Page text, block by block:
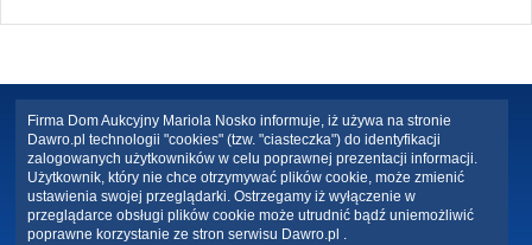
Firma Dom Aukcyjny Mariola Nosko informuje, iż używa na stronie
Dawro.pl technologii "cookies" (tzw. "ciasteczka") do identyfikacji
zalogowanych użytkowników w celu poprawnej prezentacji informacji.
Użytkownik, który nie chce otrzymywać plików cookie, może zmienić
ustawienia swojej przeglądarki. Ostrzegamy iż wyłączenie w
przeglądarce obsługi plików cookie może utrudnić bądź uniemożliwić
poprawne korzystanie ze stron serwisu Dawro.pl .